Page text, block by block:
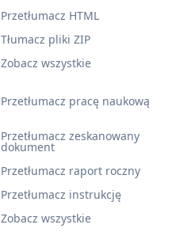
Przetłumacz pracę naukową
Przetłumacz zeskanowany
dokument
Przetłumacz raport roczny
Przetłumacz instrukcję
Zobacz wszystkie
Przetłumacz HTML
Tłumacz pliki ZIP
Zobacz wszystkie